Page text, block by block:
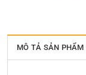
MÔ TẢ SẢN PHẨM